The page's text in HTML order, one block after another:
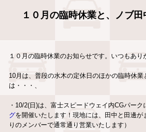
１０月の臨時休業と、ノブ
１０月の臨時休業のお知らせです。いつもあり
10月は、普段の水木の定休日のほかの臨時休業
は・・・、
・10/2(日)は、富士スピードウェイ内CGパーク
グを開催いたします！現地には、田中と田邊が
りのメンバーで通常通り営業いたします）